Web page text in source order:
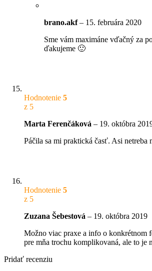
brano.akf– 15. februára 2020
Sme vám maximáne vďačný za
ďakujeme 🙂
Hodnotenie 5
z 5
Marta Ferenčáková – 19. októbra
Páčila sa mi praktická časť. Asi netreba
Hodnotenie 5
z 5
Zuzana Šebestová – 19. októbra 2019
Možno viac praxe a info o konkrétnom
pre mňa trochu komplikovaná, ale to je
Pridať recenziu